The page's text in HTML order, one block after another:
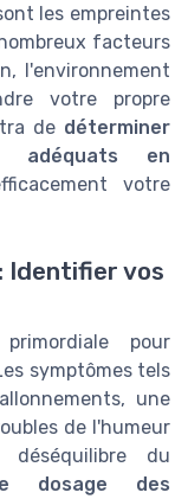
les empreintes
facteurs
l'environnement
votre propre
de déterminer
adéquats en
votre
Identifier vos
pour
symptômes tels
une
de l'humeur
du
dosage des